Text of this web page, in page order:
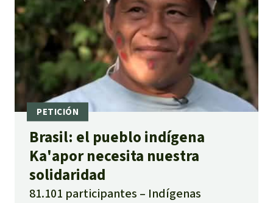
Brasil: el pueblo indígena
Ka'apor necesita nuestra
solidaridad
81.101 participantes
Indígenas